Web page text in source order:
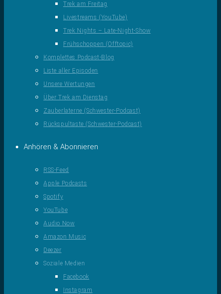
Trek am Freitag
Livestreams (YouTube)
Trek Nights – Late-Night-Show
Frühschoppen (Offtopic)
Komplettes Podcast-Blog
Liste aller Episoden
Unsere Wertungen
Über Trek am Dienstag
Zauberlaterne (Schwester-Podcast)
Rückspultaste (Schwester-Podcast)
Anhören & Abonnieren
RSS-Feed
Apple Podcasts
Spotify
YouTube
Audio Now
Amazon Music
Deezer
Soziale Medien
Facebook
Instagram